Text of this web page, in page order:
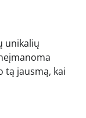
unikalių
tą jausmą, kai